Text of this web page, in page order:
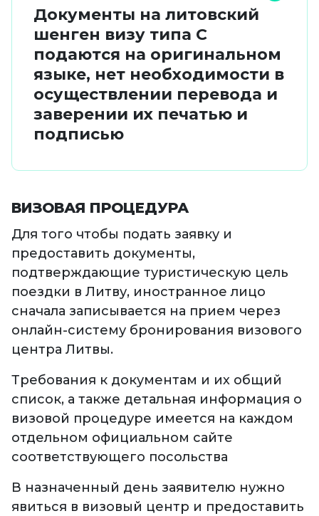
Документы на литовский
шенген визу типа C
подаются на оригинальном
языке, нет необходимости в
осуществлении перевода и
заверении их печатью и
подписью
ВИЗОВАЯ ПРОЦЕДУРА
Для того чтобы подать заявку и
предоставить документы,
подтверждающие туристическую цель
поездки в Литву, иностранное лицо
сначала записывается на прием через
онлайн-систему бронирования визового
центра Литвы.
Требования к документам и их общий
список, а также детальная информация о
визовой процедуре имеется на каждом
отдельном официальном сайте
соответствующего посольства
В назначенный день заявителю нужно
явиться в визовый центр и предоставить